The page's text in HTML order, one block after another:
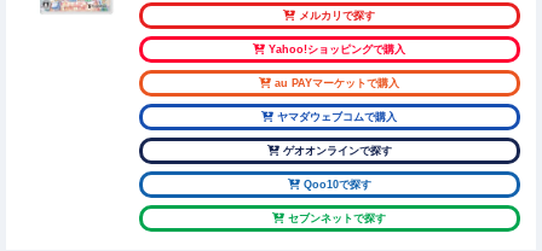
メルカリで探す
Yahoo!ショッピングで購入
au PAYマーケットで購入
ヤマダウェブコムで購入
ゲオオンラインで探す
Qoo10で探す
セブンネットで探す